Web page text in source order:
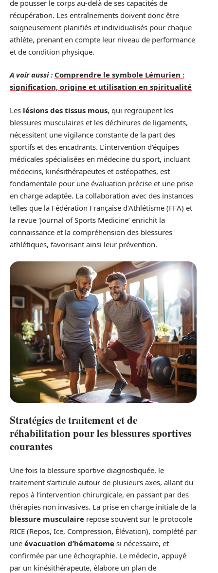
de pousser le corps au-delà de ses capacités de
récupération. Les entraînements doivent donc être
soigneusement planifiés et individualisés pour chaque
athlète, prenant en compte leur niveau de performance
et de condition physique.
A voir aussi : Comprendre le symbole Lémurien :
signification, origine et utilisation en spiritualité
Les lésions des tissus mous, qui regroupent les
blessures musculaires et les déchirures de ligaments,
nécessitent une vigilance constante de la part des
sportifs et des encadrants. L’intervention d’équipes
médicales spécialisées en médecine du sport, incluant
médecins, kinésithérapeutes et ostéopathes, est
fondamentale pour une évaluation précise et une prise
en charge adaptée. La collaboration avec des instances
telles que la Fédération Française d’Athlétisme (FFA) et
la revue ‘Journal of Sports Medicine’ enrichit la
connaissance et la compréhension des blessures
athlétiques, favorisant ainsi leur prévention.
Stratégies de traitement et de
réhabilitation pour les blessures sportives
courantes
Une fois la blessure sportive diagnostiquée, le
traitement s’articule autour de plusieurs axes, allant du
repos à l’intervention chirurgicale, en passant par des
thérapies non invasives. La prise en charge initiale de la
blessure musculaire repose souvent sur le protocole
RICE (Repos, Ice, Compression, Élévation), complété par
une évacuation d’hématome si nécessaire, et
confirmée par une échographie. Le médecin, appuyé
par un kinésithérapeute, élabore un plan de